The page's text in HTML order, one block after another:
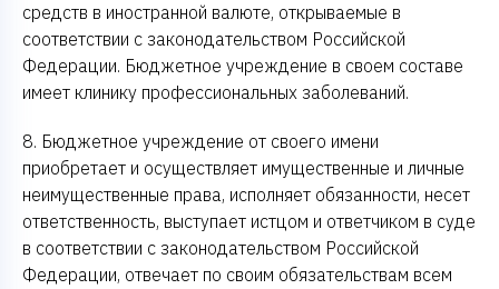
средств в иностранной валюте, открываемые в
соответствии с законодательством Российской
Федерации. Бюджетное учреждение в своем составе
имеет клинику профессиональных заболеваний.
8. Бюджетное учреждение от своего имени
приобретает и осуществляет имущественные и личные
неимущественные права, исполняет обязанности, несет
ответственность, выступает истцом и ответчиком в суде
в соответствии с законодательством Российской
Федерации, отвечает по своим обязательствам всем